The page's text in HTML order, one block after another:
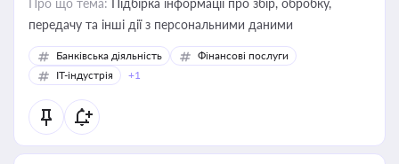
Про що тема: Підбірка інформації про збір, обробку,
передачу та інші дії з персональними даними
Банківська діяльність
Фінансові послуги
IT-індустрія
+1